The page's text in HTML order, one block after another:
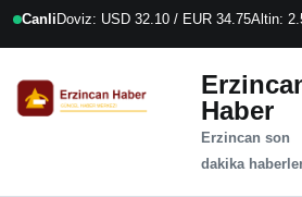
Canli Doviz: USD 32.10 / EUR 34.75Altin:
Haber
Erzincan son
dakika